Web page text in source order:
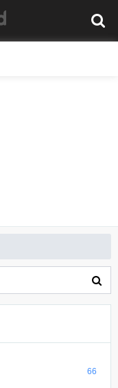
66